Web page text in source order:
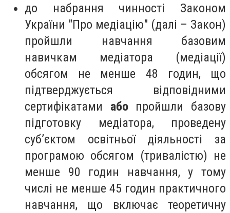
до набрання чинності Законом
України "Про медіацію" (далі – Закон)
пройшли навчання базовим
навичкам медіатора (медіації)
обсягом не менше 48 годин, що
підтверджується відповідними
сертифікатами абопройшли базову
підготовку медіатора, проведену
суб’єктом освітньої діяльності за
програмою обсягом (тривалістю) не
менше 90 годин навчання, у тому
числі не менше 45 годин практичного
навчання, що включає теоретичну